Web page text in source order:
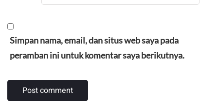
Simpan nama, email, dan situs web saya pada
peramban ini untuk komentar saya berikutnya.